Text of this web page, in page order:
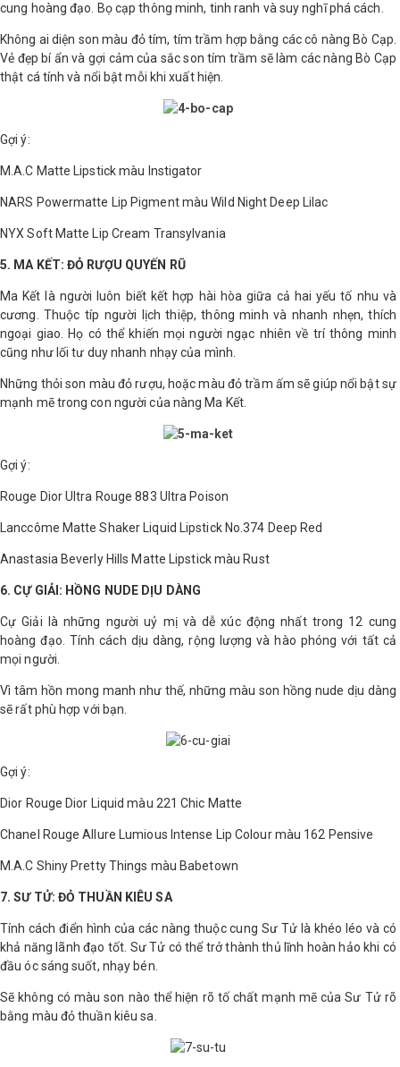
cung hoàng đạo. Bọ cạp thông minh, tinh ranh và suy nghĩ phá cách.
Không ai diện son màu đỏ tím, tím trầm hợp bằng các cô nàng Bò Cạp.
Vẻ đẹp bí ẩn và gợi cảm của sắc son tím trầm sẽ làm các nàng Bò Cạp
thật cá tính và nổi bật mỗi khi xuất hiện.
Gợi ý:
M.A.C Matte Lipstick màu Instigator
NARS Powermatte Lip Pigment màu Wild Night Deep Lilac
NYX Soft Matte Lip Cream Transylvania
5. MA KẾT: ĐỎ RƯỢU QUYẾN RŨ
Ma Kết là người luôn biết kết hợp hài hòa giữa cả hai yếu tố nhu và
cương. Thuộc típ người lịch thiệp, thông minh và nhanh nhẹn, thích
ngoại giao. Họ có thể khiến mọi người ngạc nhiên về trí thông minh
cũng như lối tư duy nhanh nhạy của mình.
Những thỏi son màu đỏ rượu, hoặc màu đỏ trầm ấm sẽ giúp nổi bật sự
mạnh mẽ trong con người của nàng Ma Kết.
Gợi ý:
Rouge Dior Ultra Rouge 883 Ultra Poison
Lanccôme Matte Shaker Liquid Lipstick No.374 Deep Red
Anastasia Beverly Hills Matte Lipstick màu Rust
6. CỰ GIẢI: HỒNG NUDE DỊU DÀNG
Cự Giải là những người uỷ mị và dễ xúc động nhất trong 12 cung
hoàng đạo. Tính cách dịu dàng, rộng lượng và hào phóng với tất cả
mọi người.
Vì tâm hồn mong manh như thế, những màu son hồng nude dịu dàng
sẽ rất phù hợp với bạn.
Gợi ý:
Dior Rouge Dior Liquid màu 221 Chic Matte
Chanel Rouge Allure Lumious Intense Lip Colour màu 162 Pensive
M.A.C Shiny Pretty Things màu Babetown
7. SƯ TỬ: ĐỎ THUẦN KIÊU SA
Tính cách điển hình của các nàng thuộc cung Sư Tử là khéo léo và có
khả năng lãnh đạo tốt. Sư Tử có thể trở thành thủ lĩnh hoàn hảo khi có
đầu óc sáng suốt, nhạy bén.
Sẽ không có màu son nào thể hiện rõ tố chất mạnh mẽ của Sư Tử rõ
bằng màu đỏ thuần kiêu sa.